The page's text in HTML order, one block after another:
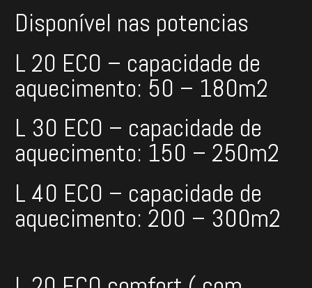
Disponível nas potencias
L 20 ECO – capacidade de
aquecimento: 50 – 180m2
L 30 ECO – capacidade de
aquecimento: 150 – 250m2
L 40 ECO – capacidade de
aquecimento: 200 – 300m2